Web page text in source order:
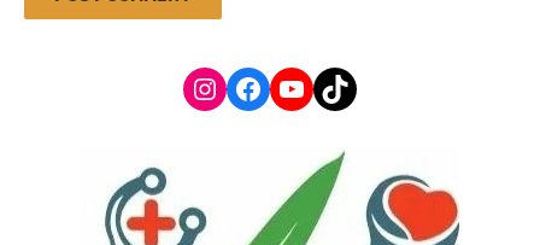
Instagram
Facebook
YouTube
TikTok